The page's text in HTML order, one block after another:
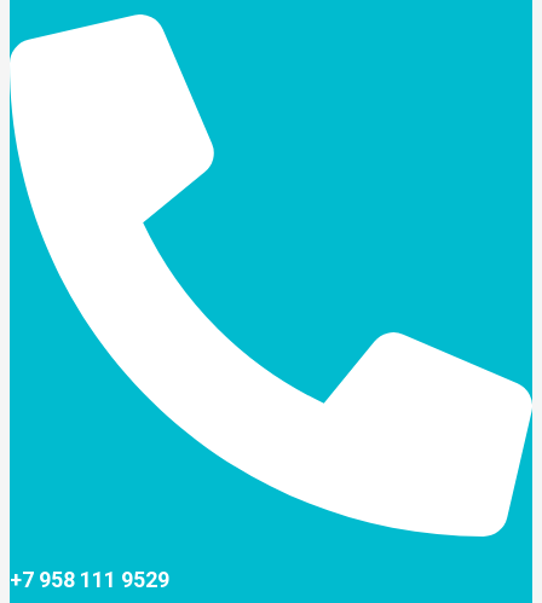
+7 958 111 9529